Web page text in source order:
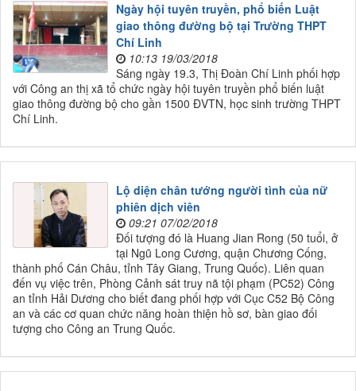
Ngày hội tuyên truyền, phổ biến Luật
giao thông đường bộ tại Trường THPT
Chí Linh
10:13 19/03/2018
Sáng ngày 19.3, Thị Đoàn Chí Linh phối hợp
với Công an thị xã tổ chức ngày hội tuyên truyền phổ biến luật
giao thông đường bộ cho gần 1500 ĐVTN, học sinh trường THPT
Chí Linh.
Lộ diện chân tướng người tình của nữ
phiên dịch viên
09:21 07/02/2018
Đối tượng đó là Huang Jian Rong (50 tuổi, ở
tại Ngũ Long Cương, quận Chương Cống,
thành phố Cán Châu, tỉnh Tây Giang, Trung Quốc). Liên quan
đến vụ việc trên, Phòng Cảnh sát truy nã tội phạm (PC52) Công
an tỉnh Hải Dương cho biết đang phối hợp với Cục C52 Bộ Công
an và các cơ quan chức năng hoàn thiện hồ sơ, bàn giao đối
tượng cho Công an Trung Quốc.